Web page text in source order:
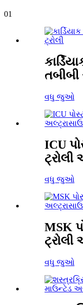
01
તબીબી
વધુ જુઓ
ICU
ટ્રોલી
વધુ જુઓ
MSK
ટ્રોલી
વધુ જુઓ